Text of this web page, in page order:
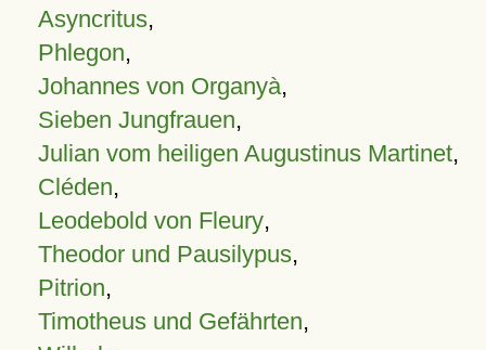
Asyncritus,
Phlegon,
Johannes von Organyà,
Sieben Jungfrauen,
Julian vom heiligen Augustinus Martinet,
Cléden,
Leodebold von Fleury,
Theodor und Pausilypus,
Pitrion,
Timotheus und Gefährten,